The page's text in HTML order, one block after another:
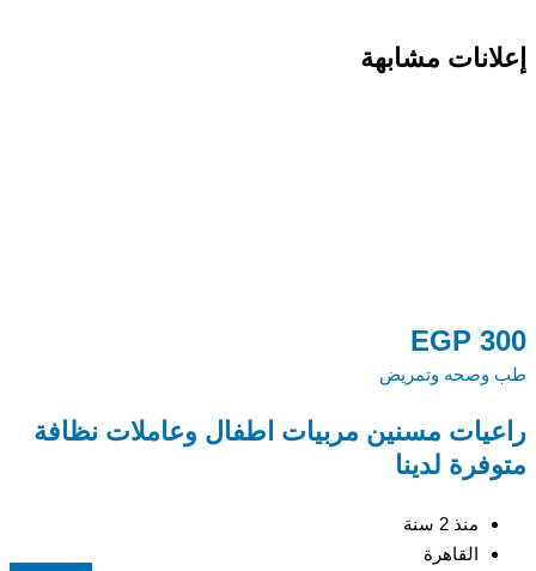
إعلانات مشابهة
EGP 300
طب وصحه وتمريض
راعيات مسنين مربيات اطفال وعاملات نظافة
متوفرة لدينا
منذ 2 سنة
القاهرة